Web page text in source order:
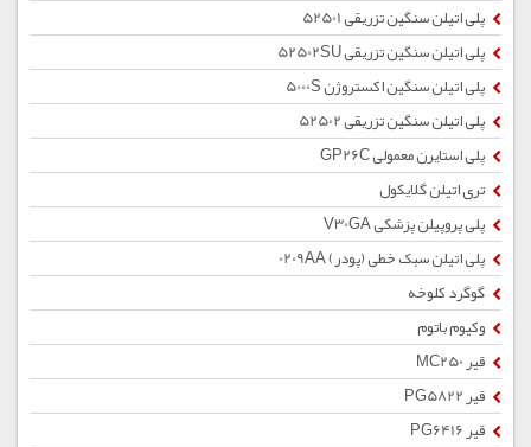
پلی اتیلن سنگین تزریقی 52501
پلی اتیلن سنگین تزریقی 52502SU
پلی اتیلن سنگین اکستروژن 5000S
پلی اتیلن سنگین تزریقی 52502
پلی استایرن معمولی GP26C
تری اتیلن گلایکول
پلی پروپیلن پزشکی V30GA
پلی اتیلن سبک خطی (پودر) 0209AA
گوگرد کلوخه
وکیوم باتوم
قیر MC250
قیر PG5822
قیر PG6416